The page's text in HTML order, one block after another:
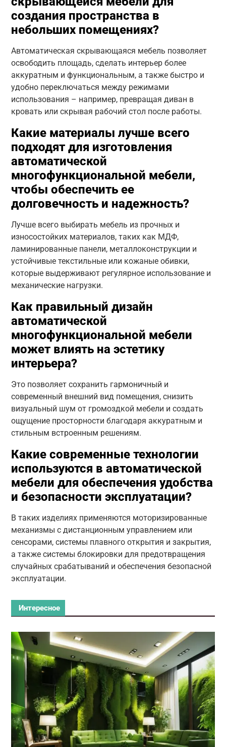
создания пространства в
небольших помещениях?
Автоматическая скрывающаяся мебель позволяет
освободить площадь, сделать интерьер более
аккуратным и функциональным, а также быстро и
удобно переключаться между режимами
использования – например, превращая диван в
кровать или скрывая рабочий стол после работы.
Какие материалы лучше всего
подходят для изготовления
автоматической
многофункциональной мебели,
чтобы обеспечить ее
долговечность и надежность?
Лучше всего выбирать мебель из прочных и
износостойких материалов, таких как МДФ,
ламинированные панели, металлоконструкции и
устойчивые текстильные или кожаные обивки,
которые выдерживают регулярное использование и
механические нагрузки.
Как правильный дизайн
автоматической
многофункциональной мебели
может влиять на эстетику
интерьера?
Это позволяет сохранить гармоничный и
современный внешний вид помещения, снизить
визуальный шум от громоздкой мебели и создать
ощущение просторности благодаря аккуратным и
стильным встроенным решениям.
Какие современные технологии
используются в автоматической
мебели для обеспечения удобства
и безопасности эксплуатации?
В таких изделиях применяются моторизированные
механизмы с дистанционным управлением или
сенсорами, системы плавного открытия и закрытия,
а также системы блокировки для предотвращения
случайных срабатываний и обеспечения безопасной
эксплуатации.
Интересное